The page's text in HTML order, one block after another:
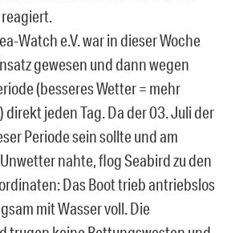
Watch e.V. war in dieser Woche
gewesen und dann wegen
(besseres Wetter = mehr
direkt jeden Tag. Da der 03. Juli der
Periode sein sollte und am
nahte, flog Seabird zu den
Das Boot trieb antriebslos
mit Wasser voll. Die